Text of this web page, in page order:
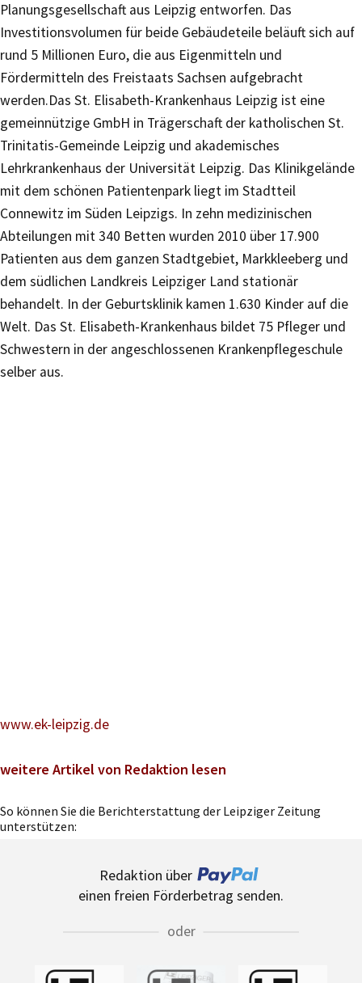
Planungsgesellschaft aus Leipzig entworfen. Das
Investitionsvolumen für beide Gebäudeteile beläuft sich auf
rund 5 Millionen Euro, die aus Eigenmitteln und
Fördermitteln des Freistaats Sachsen aufgebracht
werden.Das St. Elisabeth-Krankenhaus Leipzig ist eine
gemeinnützige GmbH in Trägerschaft der katholischen St.
Trinitatis-Gemeinde Leipzig und akademisches
Lehrkrankenhaus der Universität Leipzig. Das Klinikgelände
mit dem schönen Patientenpark liegt im Stadtteil
Connewitz im Süden Leipzigs. In zehn medizinischen
Abteilungen mit 340 Betten wurden 2010 über 17.900
Patienten aus dem ganzen Stadtgebiet, Markkleeberg und
dem südlichen Landkreis Leipziger Land stationär
behandelt. In der Geburtsklinik kamen 1.630 Kinder auf die
Welt. Das St. Elisabeth-Krankenhaus bildet 75 Pfleger und
Schwestern in der angeschlossenen Krankenpflegeschule
selber aus.
www.ek-leipzig.de
weitere Artikel von Redaktion lesen
So können Sie die Berichterstattung der Leipziger Zeitung
unterstützen:
Redaktion über
einen freien Förderbetrag senden.
oder